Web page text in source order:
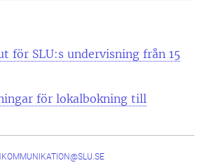
för SLU:s undervisning från 15
för lokalbokning till